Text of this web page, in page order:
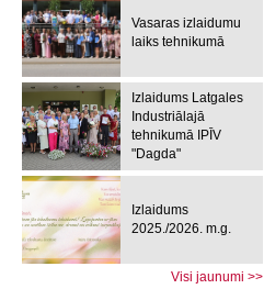
Vasaras izlaidumu
laiks tehnikumā
Izlaidums Latgales
Industriālajā
tehnikumā IPĪV
"Dagda"
Izlaidums
2025./2026. m.g.
Visi jaunumi >>